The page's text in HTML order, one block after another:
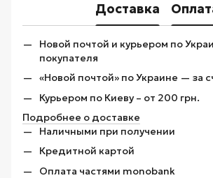
Доставка
Новой почтой и курьером по
покупателя
«Новой почтой» по Украине — за
Курьером по Киеву – от 200 грн.
Подробнее о доставке
Наличными при получении
Кредитной картой
Оплата частями monobank